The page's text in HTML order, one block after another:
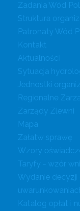
Zadania Wód
Struktura
Patronaty Wód
Kontakt
Aktualności
Sytuacja
Jednostki
Regionalne
Zarządy Zlewni
Mapa
Załatw sprawę
Wzory
Taryfy - wzór
Wydanie
Katalog opłat i